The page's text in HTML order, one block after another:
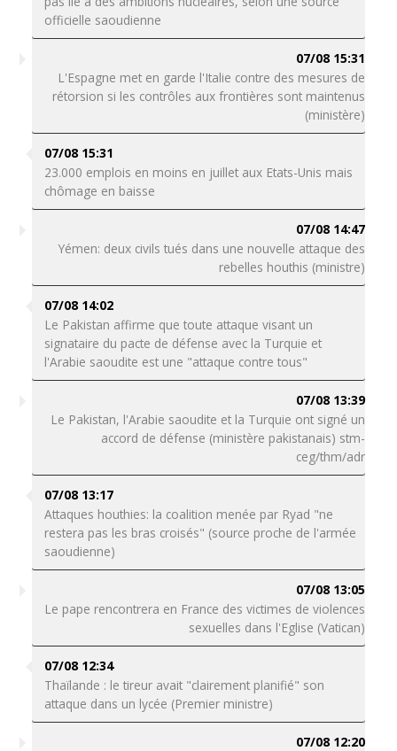
officielle saoudienne
07/08 15:31
L'Espagne met en garde l'Italie contre des mesures de
rétorsion si les contrôles aux frontières sont maintenus
(ministère)
07/08 15:31
23.000 emplois en moins en juillet aux Etats-Unis mais
chômage en baisse
07/08 14:47
Yémen: deux civils tués dans une nouvelle attaque des
rebelles houthis (ministre)
07/08 14:02
Le Pakistan affirme que toute attaque visant un
signataire du pacte de défense avec la Turquie et
l'Arabie saoudite est une "attaque contre tous"
07/08 13:39
Le Pakistan, l'Arabie saoudite et la Turquie ont signé un
accord de défense (ministère pakistanais) stm-
ceg/thm/adr
07/08 13:17
Attaques houthies: la coalition menée par Ryad "ne
restera pas les bras croisés" (source proche de l'armée
saoudienne)
07/08 13:05
Le pape rencontrera en France des victimes de violences
sexuelles dans l'Eglise (Vatican)
07/08 12:34
Thaïlande : le tireur avait "clairement planifié" son
attaque dans un lycée (Premier ministre)
07/08 12:20